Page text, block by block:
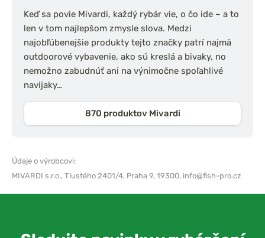
Keď sa povie Mivardi, každý rybár vie, o čo ide – a to
len v tom najlepšom zmysle slova. Medzi
najobľúbenejšie produkty tejto značky patrí najmä
outdoorové vybavenie, ako sú kreslá a bivaky, no
nemožno zabudnúť ani na výnimočne spoľahlivé
navijaky…
870 produktov Mivardi
Údaje o výrobcovi:
MIVARDI s.r.o., Tlustého 2401/4, Praha 9, 19300, info@fish-pro.cz